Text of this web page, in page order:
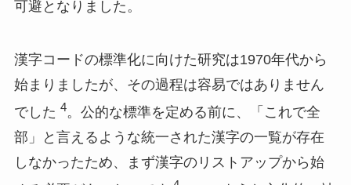
可避となりました。
漢字コードの標準化に向けた研究は1970年代から
始まりましたが、その過程は容易ではありません
でした 4。公的な標準を定める前に、「これで全
部」と言えるような統一された漢字の一覧が存在
しなかったため、まず漢字のリストアップから始